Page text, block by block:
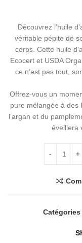
Découvrez l’huile
véritable pépite de
corps. Cette huile
Ecocert et USDA
ce n’est pas tout,
Offrez-vous un
pure mélangée à des
l’argan et du
éveillera
quantité
Catégories